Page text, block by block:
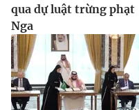
qua dự luật trừng phạt
Nga